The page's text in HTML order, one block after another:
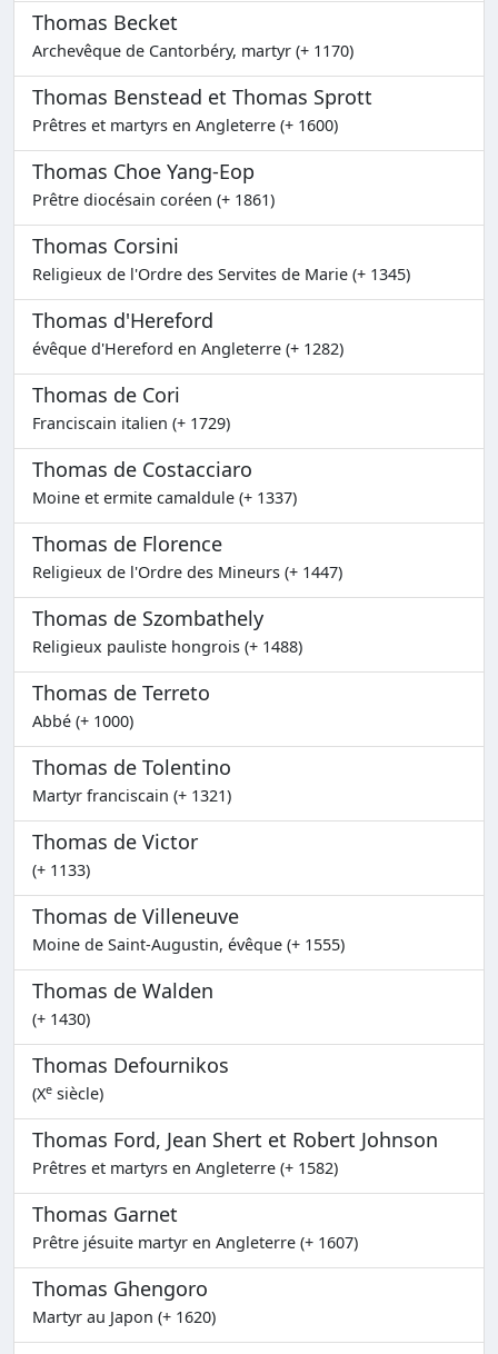
Thomas Becket
Archevêque de Cantorbéry, martyr (+ 1170)
Thomas Benstead et Thomas Sprott
Prêtres et martyrs en Angleterre (+ 1600)
Thomas Choe Yang-Eop
Prêtre diocésain coréen (+ 1861)
Thomas Corsini
Religieux de l'Ordre des Servites de Marie (+ 1345)
Thomas d'Hereford
évêque d'Hereford en Angleterre (+ 1282)
Thomas de Cori
Franciscain italien (+ 1729)
Thomas de Costacciaro
Moine et ermite camaldule (+ 1337)
Thomas de Florence
Religieux de l'Ordre des Mineurs (+ 1447)
Thomas de Szombathely
Religieux pauliste hongrois (+ 1488)
Thomas de Terreto
Abbé (+ 1000)
Thomas de Tolentino
Martyr franciscain (+ 1321)
Thomas de Victor
(+ 1133)
Thomas de Villeneuve
Moine de Saint-Augustin, évêque (+ 1555)
Thomas de Walden
(+ 1430)
Thomas Defournikos
(Xe siècle)
Thomas Ford, Jean Shert et Robert Johnson
Prêtres et martyrs en Angleterre (+ 1582)
Thomas Garnet
Prêtre jésuite martyr en Angleterre (+ 1607)
Thomas Ghengoro
Martyr au Japon (+ 1620)